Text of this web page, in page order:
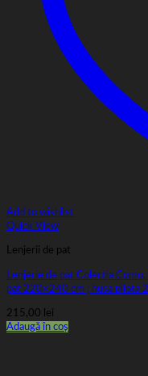
Add to wishlist
Quick View
Lenjerii de pat
Lenjerie de pat Colectia
pat 220×240 cm ; husa pilota
215,00 lei
Adaugă în coș